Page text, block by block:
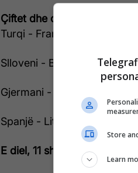
Çiftet dhe orari
E shtunë, 10
Turqi - Francë - 12:00
Slloveni - Belgjikë - 14:45
Gjermani - Mali i Zi - 18:00
Spanjë - Lituani - 20:45
E diel, 11 shtator
Store
Learn